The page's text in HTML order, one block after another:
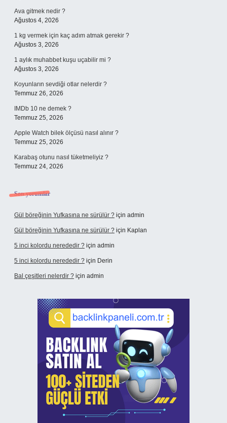
Ava gitmek nedir ?
Ağustos 4, 2026
1 kg vermek için kaç adım atmak gerekir ?
Ağustos 3, 2026
1 aylık muhabbet kuşu uçabilir mi ?
Ağustos 3, 2026
Koyunların sevdiği otlar nelerdir ?
Temmuz 26, 2026
IMDb 10 ne demek ?
Temmuz 25, 2026
Apple Watch bilek ölçüsü nasıl alınır ?
Temmuz 25, 2026
Karabaş otunu nasıl tüketmeliyiz ?
Temmuz 24, 2026
Son yorumlar
Gül böreğinin Yufkasına ne sürülür ? için admin
Gül böreğinin Yufkasına ne sürülür ? için Kaplan
5 inci kolordu nerededir ? için admin
5 inci kolordu nerededir ? için Derin
Bal çeşitleri nelerdir ? için admin